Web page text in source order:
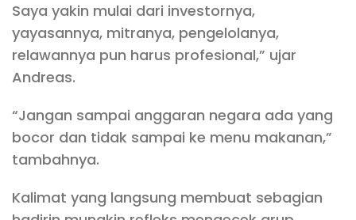
Saya yakin mulai dari investornya,
yayasannya, mitranya, pengelolanya,
relawannya pun harus profesional,” ujar
Andreas.
“Jangan sampai anggaran negara ada yang
bocor dan tidak sampai ke menu makanan,”
tambahnya.
Kalimat yang langsung membuat sebagian